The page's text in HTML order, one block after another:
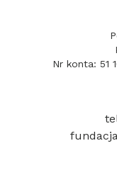
Nr konta: 51